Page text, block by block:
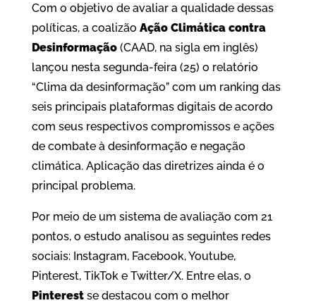
Com o objetivo de avaliar a qualidade dessas
políticas, a coalizão Ação Climática contra
Desinformação(CAAD, na sigla em inglês)
lançou nesta segunda-feira (25) o relatório
“Clima da desinformação” com um ranking das
seis principais plataformas digitais de acordo
com seus respectivos compromissos e ações
de combate à desinformação e negação
climática. Aplicação das diretrizes ainda é o
principal problema.
Por meio de um sistema de avaliação com 21
pontos, o estudo analisou as seguintes redes
sociais: Instagram, Facebook, Youtube,
Pinterest, TikTok e Twitter/X. Entre elas, o
Pinterestse destacou com o melhor